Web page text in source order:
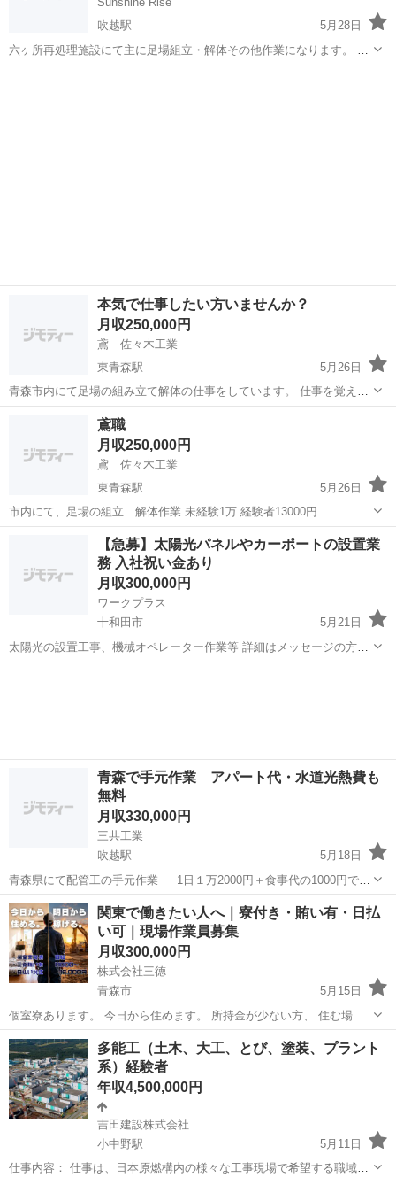
吹越駅
5月28日
六ヶ所再処理施設にて主に足場組立・解体その他作業になります。 給
本気で仕事したい方いませんか？
月収250,000円
鳶 佐々木工業
東青森駅
5月26日
青森市内にて足場の組み立て解体の仕事をしています。 仕事を覚えた
い方 将来独立したい方など 一緒に仕事しませんか？ 日当は10000か
ら考えています。 経験ある方などは13000までだします。 （図面見れ
東青森駅
鳶職
月収250,000円
鳶 佐々木工業
東青森駅
5月26日
市内にて、足場の組立 解体作業 未経験1万 経験者13000円
東青森駅 鳶職 足場
【急募】太陽光パネルやカーポートの設置業
務 入社祝い金あり
月収300,000円
ワークプラス
十和田市
5月21日
太陽光の設置工事、機械オペレーター作業等 詳細はメッセージの方で
青森で手元作業 アパート代・水道光熱費も
無料
月収330,000円
三共工業
吹越駅
5月18日
青森県にて配管工の手元作業 1日１万2000円＋食事代の1000円で1
万3000円！ 青森県まで行く交通費も全額支給！ アパート代、水道、
光熱費全額負担します！ アパートも1人部屋です！ 持ち物は、安全靴
と作業着...
青森 上北郡 吹越駅 その他 社会保険
関東で働きたい人へ｜寮付き・賄い有・日払
い可｜現場作業員募集
月収300,000円
株式会社三徳
青森市
5月15日
個室寮あります。 今日から住めます。 所持金が少ない方、 住む場所
を探している方も歓迎します。 こんにちわ！ 株式会社 三徳の求人採
用担当です！ 弊社の売りは 「寮付き」 「日払い対応」 「三食まか...
青森 青森市 その他 現場作業員
多能工（土木、大工、とび、塗装、プラント
系）経験者
年収4,500,000円
吉田建設株式会社
小中野駅
5月11日
仕事内容： 仕事は、日本原燃構内の様々な工事現場で希望する職域で